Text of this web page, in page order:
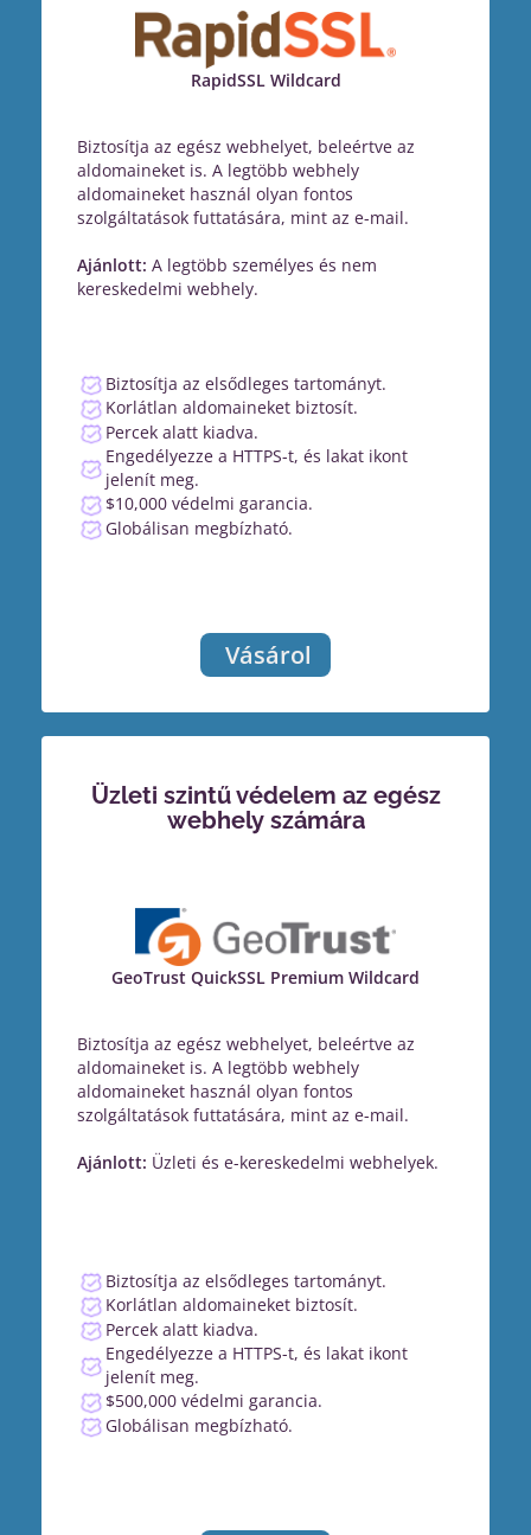
RapidSSL Wildcard
Biztosítja az egész webhelyet, beleértve az
aldomaineket is. A legtöbb webhely
aldomaineket használ olyan fontos
szolgáltatások futtatására, mint az e-mail.
Ajánlott: A legtöbb személyes és nem
kereskedelmi webhely.
Biztosítja az elsődleges tartományt.
Korlátlan aldomaineket biztosít.
Percek alatt kiadva.
Engedélyezze a HTTPS-t, és lakat ikont
jelenít meg.
$10,000 védelmi garancia.
Globálisan megbízható.
Vásárol
Üzleti szintű védelem az egész
webhely számára
GeoTrust QuickSSL Premium Wildcard
Biztosítja az egész webhelyet, beleértve az
aldomaineket is. A legtöbb webhely
aldomaineket használ olyan fontos
szolgáltatások futtatására, mint az e-mail.
Ajánlott: Üzleti és e-kereskedelmi webhelyek.
Biztosítja az elsődleges tartományt.
Korlátlan aldomaineket biztosít.
Percek alatt kiadva.
Engedélyezze a HTTPS-t, és lakat ikont
jelenít meg.
$500,000 védelmi garancia.
Globálisan megbízható.